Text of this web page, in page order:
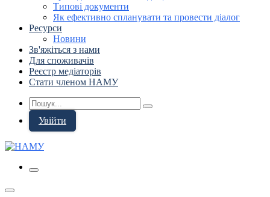
Типові документи
Як ефективно спланувати та провести діалог
Ресурси
Новини
Зв'яжіться з нами
Для споживачів
Реєстр медіаторів
Стати членом НАМУ
Увійти